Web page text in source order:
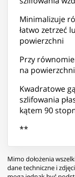
Minimalizuje
łatwo zetrzeć
powierzchni
Przy
na powierzchni
Kwadratowe
szlifowania
kątem 90
**
Mimo dołożenia
dane techniczne i